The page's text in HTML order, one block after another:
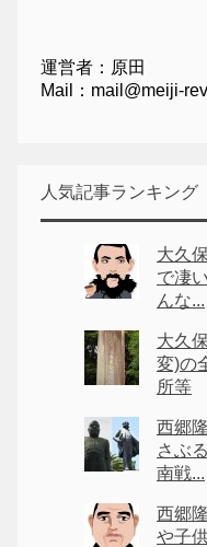
運営者：原田
Mail：mail@meiji-
人気記事ランキング
大久
で凄
んな...
大久
変)の
所等
西郷
さぶ
南戦...
西郷
や子